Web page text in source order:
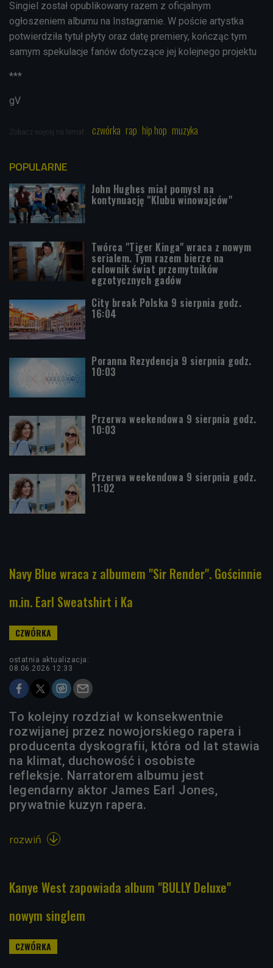
Singiel został opublikowany razem z oficjalnym
ogłoszeniem albumu na Instagramie. W poście artystka
potwierdziła tytuł płyty oraz datę premiery, kończąc tym
samym spekulacje fanów dotyczące jej kolejnego projektu
***
gV
Zobacz więcej na temat: czwórka rap hip hop muzyka
POPULARNE
John Hughes miał pomysł na
kontynuację "Klubu winowajców"
Twórca "Tiger Kinga" wraca z nowym
serialem. Tym razem bierze na
celownik świat przemytników
egzotycznych gadów
City break Polska 9 sierpnia godz.
16:04
Poranna Rezydencja 9 sierpnia godz.
10:03
Przerwa weekendowa 9 sierpnia godz.
10:03
Przerwa weekendowa 9 sierpnia godz.
11:02
Navy Blue wraca z albumem "Sir Render". Gościnnie
m.in. Earl Sweatshirt i Ka
ostatnia aktualizacja:
08.06.2026 12:33
To kolejny rozdział w konsekwentnie
rozwijanej przez nowojorskiego rapera i
producenta dyskografii, która od lat stawia
na klimat, duchowość i osobiste
refleksje. Narratorem albumu jest
legendarny aktor James Earl Jones,
prywatnie kuzyn rapera.
rozwiń 
Kanye West zapowiada album "BULLY Deluxe"
nowym singlem